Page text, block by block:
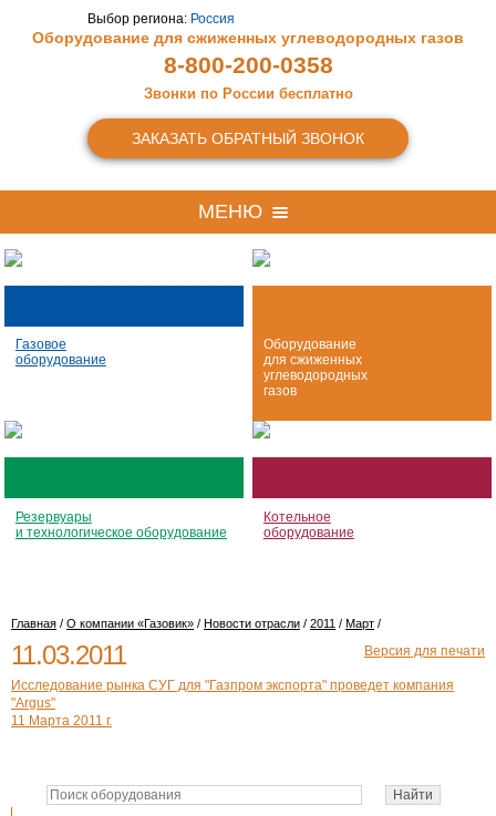
Выбор региона: Россия
Оборудование для сжиженных углеводородных газов
8-800-200-0358
Звонки по России бесплатно
ЗАКАЗАТЬ ОБРАТНЫЙ ЗВОНОК
МЕНЮ
Газовое
оборудование
Оборудование
для сжиженных
углеводородных
газов
Резервуары
и технологическое оборудование
Котельное
оборудование
Главная / О компании «Газовик» / Новости отрасли / 2011 / Март /
Версия для печати
11.03.2011
Исследование рынка СУГ для "Газпром экспорта" проведет компания
"Argus"
11 Марта 2011 г.